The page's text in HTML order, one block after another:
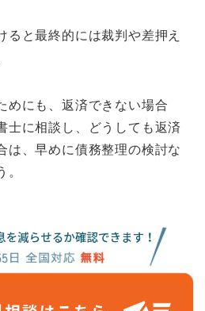
ると最終的には裁判や差押え
めにも、返済できない場合
士に相談し、どうしても返済
は、早めに債務整理の検討な
。